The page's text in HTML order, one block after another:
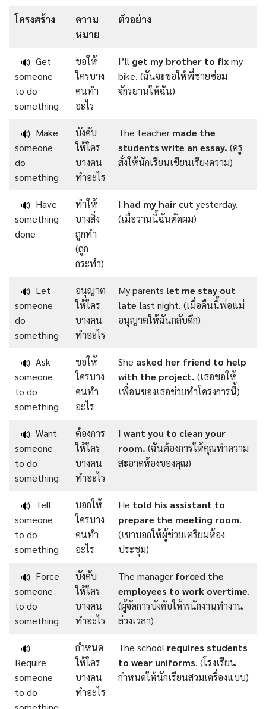
โครงสร้าง
ความ
หมาย
ตัวอย่าง
🔊 Get
someone
to do
something
ขอให้
ใครบาง
คนทำ
อะไร
I’ll get my brother to fixmy
bike. (ฉันจะขอให้พี่ชายซ่อม
จักรยานให้ฉัน)
🔊 Make
someone
do
something
บังคับ
ให้ใคร
บางคน
ทำอะไร
The teacher made the
students write an essay. (ครู
สั่งให้นักเรียนเขียนเรียงความ)
🔊 Have
something
done
ทำให้
บางสิ่ง
ถูกทำ
(ถูก
กระทำ)
I had my hair cut yesterday.
(เมื่อวานนี้ฉันตัดผม)
🔊 Let
someone
do
something
อนุญาต
ให้ใคร
บางคน
ทำอะไร
My parents let me stay out
late last night. (เมื่อคืนนี้พ่อแม่
อนุญาตให้ฉันกลับดึก)
🔊 Ask
someone
to do
something
ขอให้
ใครบาง
คนทำ
อะไร
She asked her friend to help
with the project. (เธอขอให้
เพื่อนของเธอช่วยทำโครงการนี้)
🔊 Want
someone
to do
something
ต้องการ
ให้ใคร
บางคน
ทำอะไร
I want you to clean your
room. (ฉันต้องการให้คุณทำความ
สะอาดห้องของคุณ)
🔊 Tell
someone
to do
something
บอกให้
ใครบาง
คนทำ
อะไร
He told his assistant to
prepare the meeting room.
(เขาบอกให้ผู้ช่วยเตรียมห้อง
ประชุม)
🔊 Force
someone
to do
something
บังคับ
ให้ใคร
บางคน
ทำอะไร
The manager forced the
employees to work overtime.
(ผู้จัดการบังคับให้พนักงานทำงาน
ล่วงเวลา)
🔊
Require
someone
to do
กำหนด
ให้ใคร
บางคน
ทำอะไร
The school requires students
to wear uniforms. (โรงเรียน
กำหนดให้นักเรียนสวมเครื่องแบบ)